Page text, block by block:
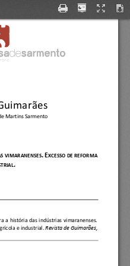
Guimarães
Martins Sarmento
.E
para  a  história  das  indústrias  vimaranenses.
a